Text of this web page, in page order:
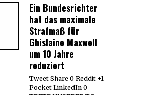
Ein Bundesrichter
hat das maximale
Strafmaß für
Ghislaine Maxwell
um 10 Jahre
reduziert
Tweet Share 0 Reddit +1
Pocket LinkedIn 0